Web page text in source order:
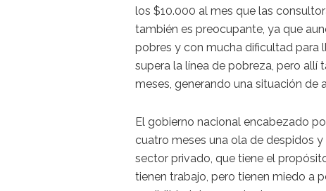
los $10.000 al mes que las
también es preocupante, ya que
pobres y con mucha dificultad para
supera la línea de pobreza, pero
meses, generando una situación de
El gobierno nacional encabezado
cuatro meses una ola de despidos
sector privado, que tiene el
tienen trabajo, pero tienen miedo a